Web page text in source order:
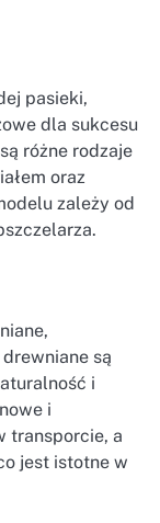
pasieki,
dla sukcesu
różne rodzaje
oraz
zależy od
są
i
i
transporcie, a
jest istotne w